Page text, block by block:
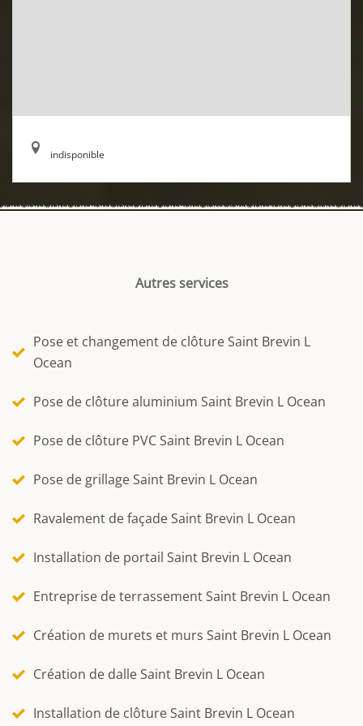
indisponible
Autres services
Pose et changement de clôture Saint Brevin L
Ocean
Pose de clôture aluminium Saint Brevin L Ocean
Pose de clôture PVC Saint Brevin L Ocean
Pose de grillage Saint Brevin L Ocean
Ravalement de façade Saint Brevin L Ocean
Installation de portail Saint Brevin L Ocean
Entreprise de terrassement Saint Brevin L Ocean
Création de murets et murs Saint Brevin L Ocean
Création de dalle Saint Brevin L Ocean
Installation de clôture Saint Brevin L Ocean